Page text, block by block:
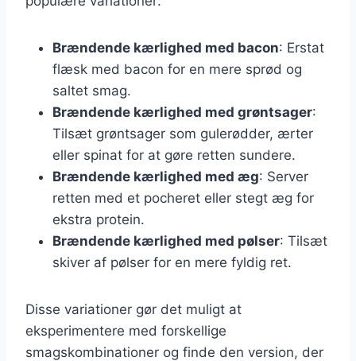
Brændende kærlighed med bacon: Erstat
flæsk med bacon for en mere sprød og
saltet smag.
Brændende kærlighed med grøntsager:
Tilsæt grøntsager som gulerødder, ærter
eller spinat for at gøre retten sundere.
Brændende kærlighed med æg: Server
retten med et pocheret eller stegt æg for
ekstra protein.
Brændende kærlighed med pølser: Tilsæt
skiver af pølser for en mere fyldig ret.
Disse variationer gør det muligt at
eksperimentere med forskellige
smagskombinationer og finde den version, der